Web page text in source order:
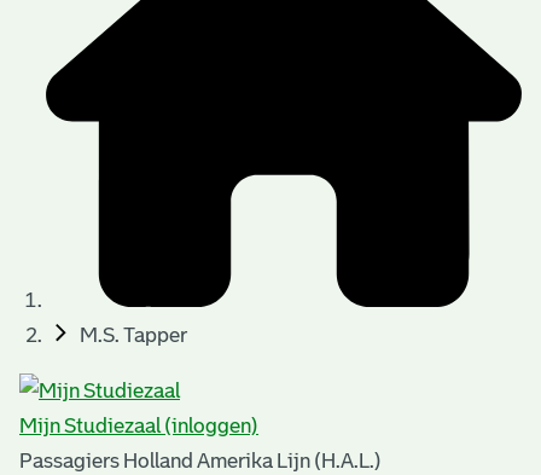
M.S. Tapper
Mijn Studiezaal (inloggen)
Passagiers Holland Amerika Lijn (H.A.L.)